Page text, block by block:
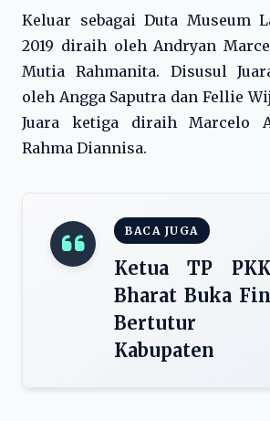
Keluar sebagai Duta Museum
2019 diraih oleh Andryan
Mutia Rahmanita. Disusul
oleh Angga Saputra dan Fellie
Juara ketiga diraih Marcelo
Rahma Diannisa.
BACA JUGA
Ketua TP
Bharat Buka
Bertutur
Kabupaten